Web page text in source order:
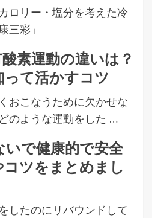
ロリー・塩分を考えた冷
三彩」
素運動の違いは？
て活かすコツ
おこなうために欠かせな
のような運動をした …
いで健康的で安全
ツをまとめまし
したのにリバウンドして